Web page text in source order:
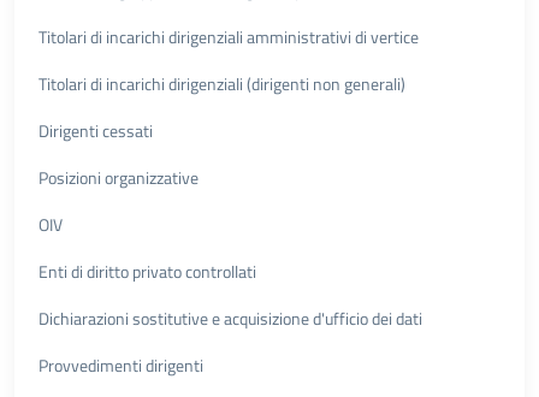
Titolari di incarichi dirigenziali amministrativi di vertice
Titolari di incarichi dirigenziali (dirigenti non generali)
Dirigenti cessati
Posizioni organizzative
OIV
Enti di diritto privato controllati
Dichiarazioni sostitutive e acquisizione d'ufficio dei dati
Provvedimenti dirigenti